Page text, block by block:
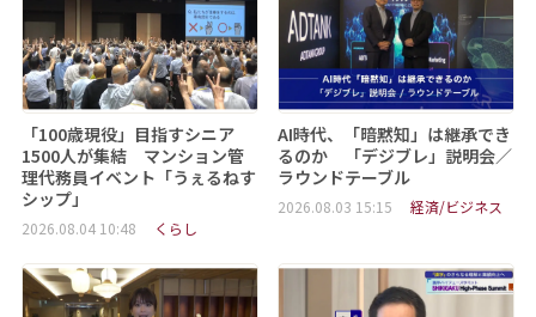
「100歳現役」目指すシニア
1500人が集結 マンション管
理代務員イベント「うぇるねす
シップ」
2026.08.04 10:48 くらし
AI時代、「暗黙知」は継承でき
るのか 「デジブレ」説明会／
ラウンドテーブル
2026.08.03 15:15 経済/ビジネス